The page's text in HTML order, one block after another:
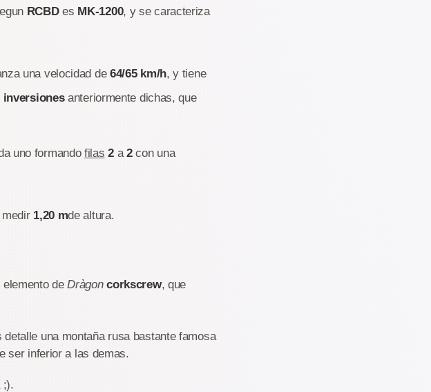
RCBDes MK-1200, y se caracteriza
una velocidad de 64/65 km/h, y tiene
inversionesanteriormente dichas, que
uno formandofilas 2a2con una
1,20 mde altura.
elemento deDràgon corkscrew, que
una montaña rusa bastante famosa
ser inferior a las demas.
;).